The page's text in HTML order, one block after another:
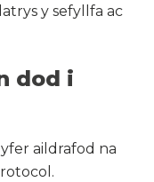
y sefyllfa ac
dod i
aildrafod na